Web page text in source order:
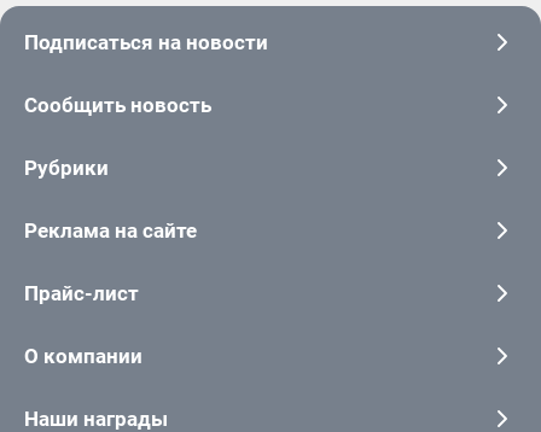
Подписаться на новости
Сообщить новость
Рубрики
Реклама на сайте
Прайс-лист
О компании
Наши награды